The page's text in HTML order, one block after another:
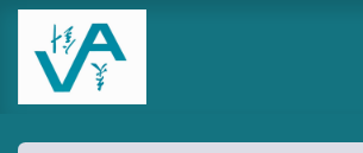
Ir al contenido